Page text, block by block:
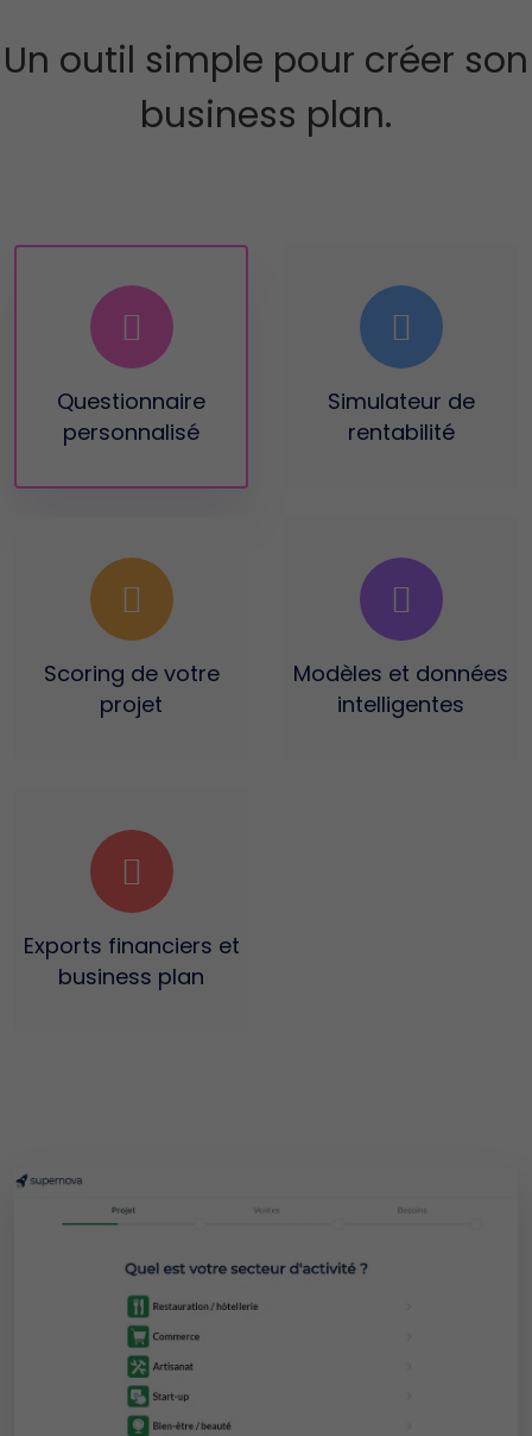
Un outil simple pour créer son
business plan.
Questionnaire
personnalisé
Simulateur de
rentabilité
Scoring de votre
projet
Modèles et données
intelligentes
Exports financiers et
business plan